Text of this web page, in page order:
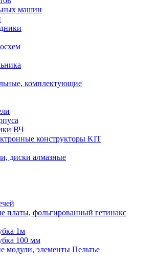
машин
комплектующие
ВЧ
конструкторы KIT
диски алмазные
платы, фольгированный гетинакс
1м
100 мм
модули, элементы Пельтье